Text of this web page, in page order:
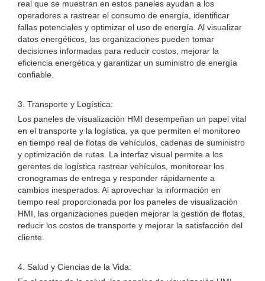
real que se muestran en estos paneles ayudan a los
operadores a rastrear el consumo de energía, identificar
fallas potenciales y optimizar el uso de energía. Al visualizar
datos energéticos, las organizaciones pueden tomar
decisiones informadas para reducir costos, mejorar la
eficiencia energética y garantizar un suministro de energía
confiable.
3. Transporte y Logística:
Los paneles de visualización HMI desempeñan un papel vital
en el transporte y la logística, ya que permiten el monitoreo
en tiempo real de flotas de vehículos, cadenas de suministro
y optimización de rutas. La interfaz visual permite a los
gerentes de logística rastrear vehículos, monitorear los
cronogramas de entrega y responder rápidamente a
cambios inesperados. Al aprovechar la información en
tiempo real proporcionada por los paneles de visualización
HMI, las organizaciones pueden mejorar la gestión de flotas,
reducir los costos de transporte y mejorar la satisfacción del
cliente.
4. Salud y Ciencias de la Vida: